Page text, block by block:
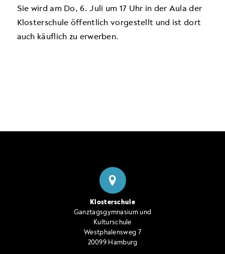
Sie wird am Do, 6. Juli um 17 Uhr in der Aula der
Klosterschule öffentlich vorgestellt und ist dort
auch käuflich zu erwerben.
Klosterschule
Ganztagsgymnasium und
Kulturschule
Westphalensweg 7
20099 Hamburg